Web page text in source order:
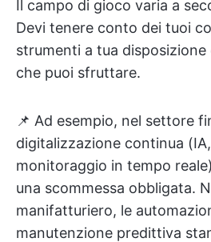
Il campo di gioco varia a
Devi tenere conto dei tuoi
strumenti a tua disposizione
che puoi sfruttare.
📌 Ad esempio, nel settore
digitalizzazione continua
monitoraggio in tempo
una scommessa obbligata.
manifatturiero, le
manutenzione predittiva